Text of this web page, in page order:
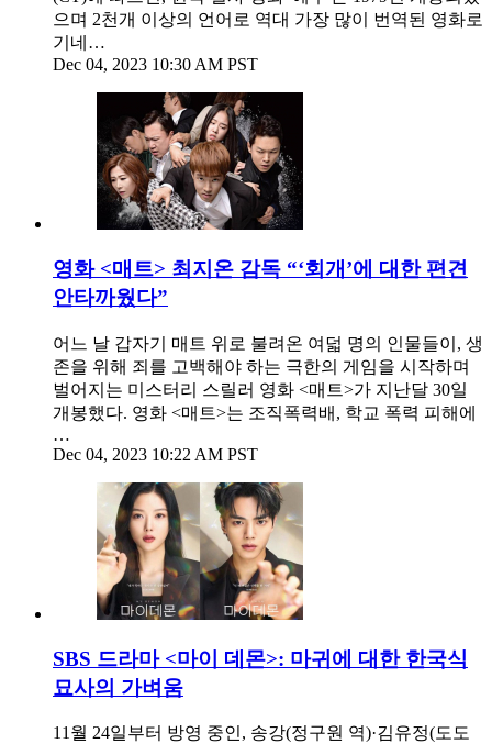
으며 2천개 이상의 언어로 역대 가장 많이 번역된 영화로
기네…
Dec 04, 2023 10:30 AM PST
영화 <매트> 최지온 감독 “‘회개’에 대한 편견
안타까웠다”
어느 날 갑자기 매트 위로 불려온 여덟 명의 인물들이, 생
존을 위해 죄를 고백해야 하는 극한의 게임을 시작하며
벌어지는 미스터리 스릴러 영화 <매트>가 지난달 30일
개봉했다. 영화 <매트>는 조직폭력배, 학교 폭력 피해에
…
Dec 04, 2023 10:22 AM PST
SBS 드라마 <마이 데몬>: 마귀에 대한 한국식
묘사의 가벼움
11월 24일부터 방영 중인, 송강(정구원 역)·김유정(도도